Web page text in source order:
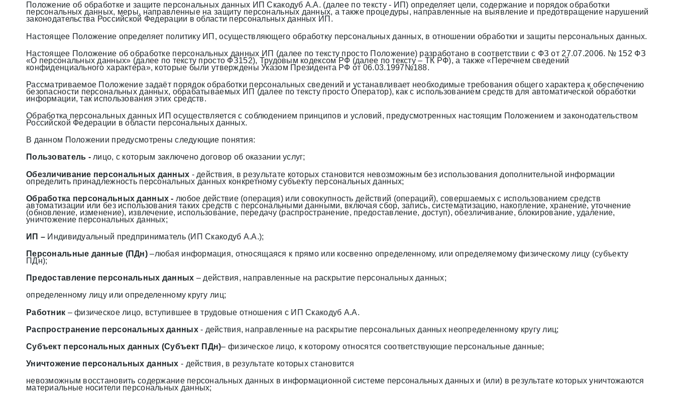
Положение об обработке и защите персональных данных ИП Скакодуб А.А. (далее по тексту - ИП) определяет цели, содержание и порядок обработки
персональных данных, меры, направленные на защиту персональных данных, а также процедуры, направленные на выявление и предотвращение нарушений
законодательства Российской Федерации в области персональных данных ИП.
Настоящее Положение определяет политику ИП, осуществляющего обработку персональных данных, в отношении обработки и защиты персональных данных.
Настоящее Положение об обработке персональных данных ИП (далее по тексту просто Положение) разработано в соответствии с ФЗ от 27.07.2006. № 152 ФЗ
«О персональных данных» (далее по тексту просто ФЗ152), Трудовым кодексом РФ (далее по тексту – ТК РФ), а также «Перечнем сведений
конфиденциального характера», которые были утверждены Указом Президента РФ от 06.03.1997№188.
Рассматриваемое Положение задаёт порядок обработки персональных сведений и устанавливает необходимые требования общего характера к обеспечению
безопасности персональных данных, обрабатываемых ИП (далее по тексту просто Оператор), как с использованием средств для автоматической обработки
информации, так использования этих средств.
Обработка персональных данных ИП осуществляется с соблюдением принципов и условий, предусмотренных настоящим Положением и законодательством
Российской Федерации в области персональных данных.
В данном Положении предусмотрены следующие понятия:
Пользователь -лицо, с которым заключено договор об оказании услуг;
Обезличивание персональных данных - действия, в результате которых становится невозможным без использования дополнительной информации
определить принадлежность персональных данных конкретному субъекту персональных данных;
Обработка персональных данных - любое действие (операция) или совокупность действий (операций), совершаемых с использованием средств
автоматизации или без использования таких средств с персональными данными, включая сбор, запись, систематизацию, накопление, хранение, уточнение
(обновление, изменение), извлечение, использование, передачу (распространение, предоставление, доступ), обезличивание, блокирование, удаление,
уничтожение персональных данных;
ИП – Индивидуальный предприниматель (ИП Скакодуб А.А.);
Персональные данные (ПДн) –любая информация, относящаяся к прямо или косвенно определенному, или определяемому физическому лицу (субъекту
ПДн);
Предоставление персональных данных – действия, направленные на раскрытие персональных данных;
определенному лицу или определенному кругу лиц;
Работник – физическое лицо, вступившее в трудовые отношения с ИП Скакодуб А.А.
Распространение персональных данных- действия, направленные на раскрытие персональных данных неопределенному кругу лиц;
Субъект персональных данных (Субъект ПДн)– физическое лицо, к которому относятся соответствующие персональные данные;
Уничтожение персональных данных - действия, в результате которых становится
невозможным восстановить содержание персональных данных в информационной системе персональных данных и (или) в результате которых уничтожаются
материальные носители персональных данных;